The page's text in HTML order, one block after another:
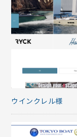
ウインクレル様